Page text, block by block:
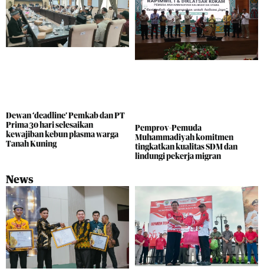
Dewan ‘deadline’ Pemkab dan PT
Prima 30 hari selesaikan
kewajiban kebun plasma warga
Tanah Kuning
Pemprov-Pemuda
Muhammadiyah komitmen
tingkatkan kualitas SDM dan
lindungi pekerja migran
News